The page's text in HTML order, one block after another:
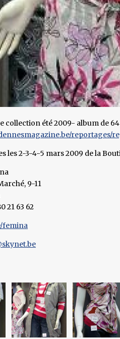
collection été 2009- album de
reportages/
les 2-3-4-5 mars 2009 de la
9-11
21 63 62
femina